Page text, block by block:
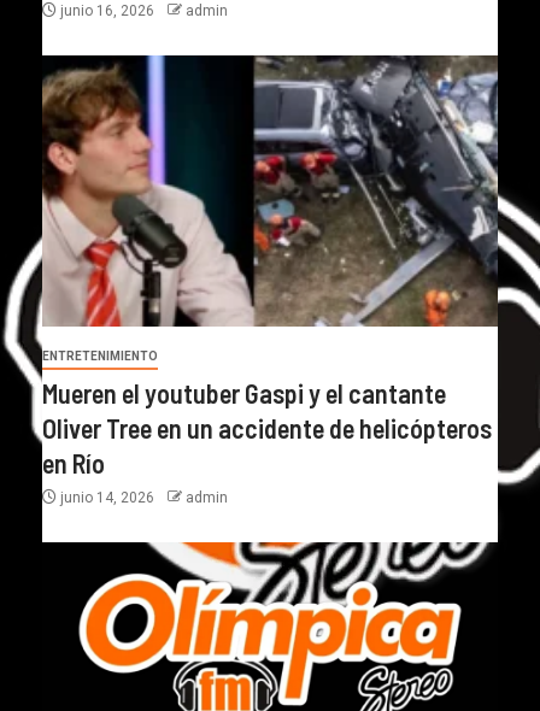
junio 16, 2026 admin
ENTRETENIMIENTO
Mueren el youtuber Gaspi y el cantante
Oliver Tree en un accidente de helicópteros
en Río
junio 14, 2026 admin